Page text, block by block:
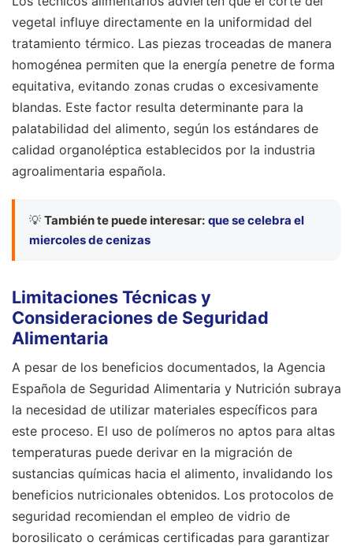
vegetal influye directamente en la uniformidad del
tratamiento térmico. Las piezas troceadas de manera
homogénea permiten que la energía penetre de forma
equitativa, evitando zonas crudas o excesivamente
blandas. Este factor resulta determinante para la
palatabilidad del alimento, según los estándares de
calidad organoléptica establecidos por la industria
agroalimentaria española.
💡 También te puede interesar: que se celebra el
miercoles de cenizas
Limitaciones Técnicas y
Consideraciones de Seguridad
Alimentaria
A pesar de los beneficios documentados, la Agencia
Española de Seguridad Alimentaria y Nutrición subraya
la necesidad de utilizar materiales específicos para
este proceso. El uso de polímeros no aptos para altas
temperaturas puede derivar en la migración de
sustancias químicas hacia el alimento, invalidando los
beneficios nutricionales obtenidos. Los protocolos de
seguridad recomiendan el empleo de vidrio de
borosilicato o cerámicas certificadas para garantizar